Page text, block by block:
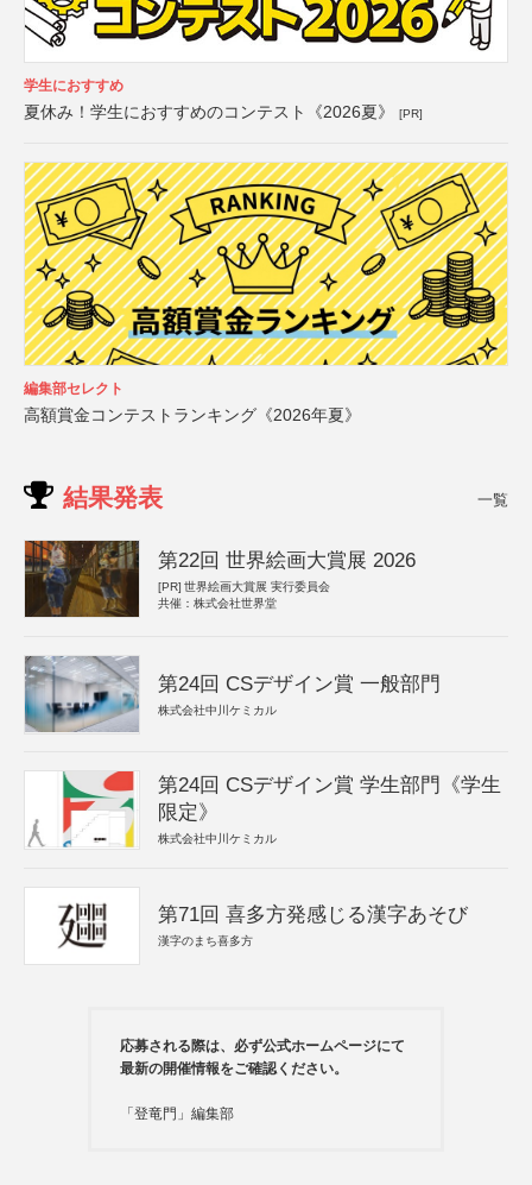
学生におすすめ
夏休み！学生におすすめのコンテスト《2026夏》 [PR]
編集部セレクト
高額賞金コンテストランキング《2026年夏》
結果発表 一覧
第22回 世界絵画大賞展 2026
[PR] 世界絵画大賞展 実行委員会
共催：株式会社世界堂
第24回 CSデザイン賞 一般部門
株式会社中川ケミカル
第24回 CSデザイン賞 学生部門《学生
限定》
株式会社中川ケミカル
第71回 喜多方発感じる漢字あそび
漢字のまち喜多方
応募される際は、必ず公式ホームページにて
最新の開催情報をご確認ください。
「登竜門」編集部